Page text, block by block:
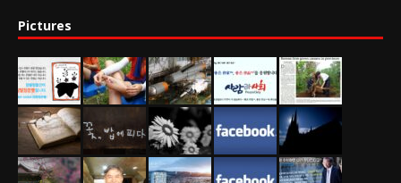
Pictures